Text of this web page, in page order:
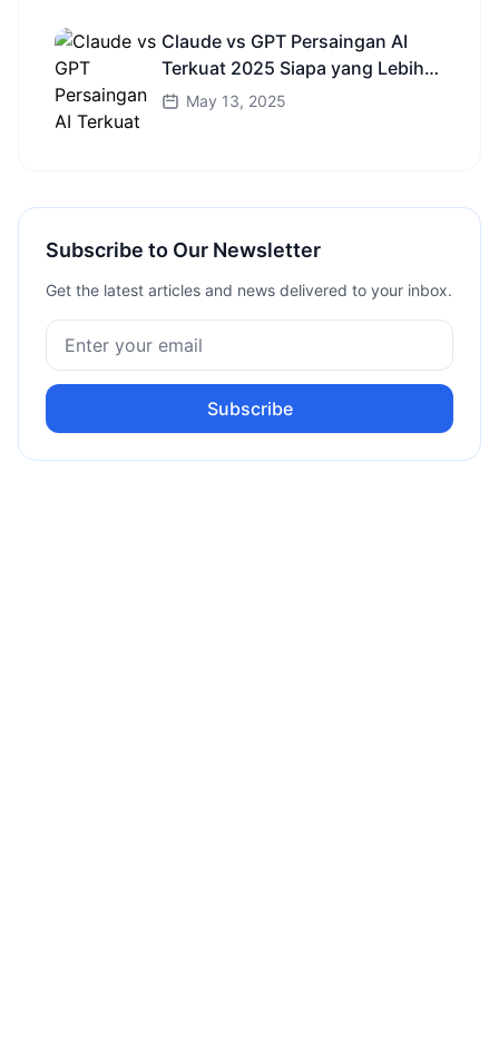
Claude vs GPT Persaingan AI
Terkuat 2025 Siapa yang Lebih
Cerdas?
May 13, 2025
Subscribe to Our Newsletter
Get the latest articles and news delivered to your inbox.
Subscribe